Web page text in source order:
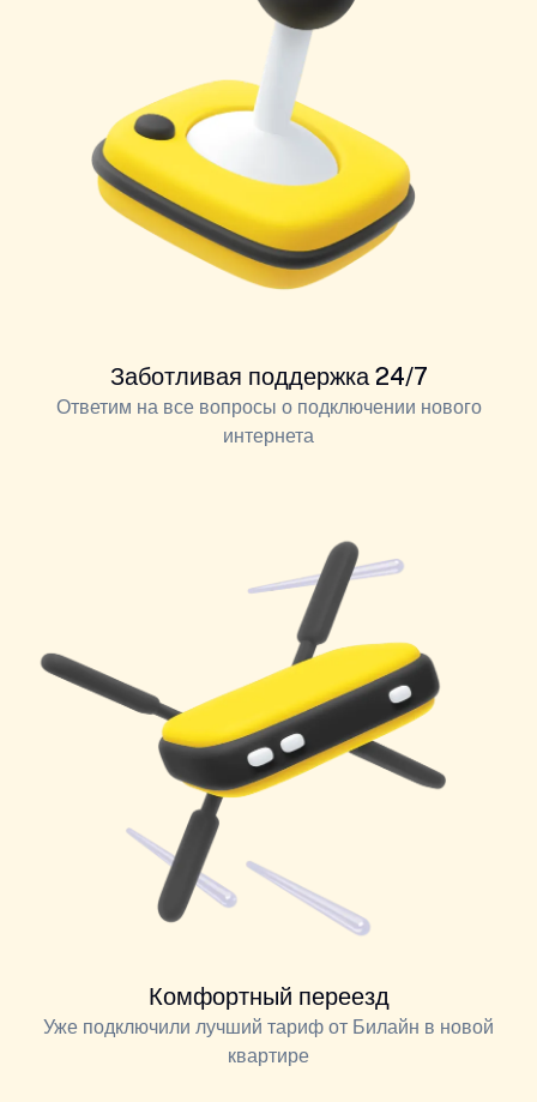
Заботливая поддержка 24/7
Ответим на все вопросы о подключении нового
интернета
Комфортный переезд
Уже подключили лучший тариф от Билайн в новой
квартире